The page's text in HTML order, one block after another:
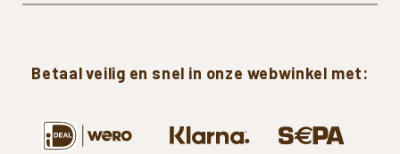
Betaal veilig en snel in onze webwinkel met: